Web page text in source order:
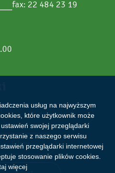
usług na najwyższym
które użytkownik może
swojej przeglądarki
z naszego serwisu
przeglądarki internetowej
stosowanie plików cookies.
więcej
fax: 22 484 23 19
Wydarzenia
Filmy